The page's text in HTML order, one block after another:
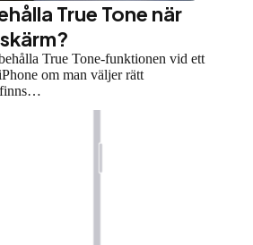
True Tone när
True Tone-funktionen vid ett
om man väljer rätt
finns…